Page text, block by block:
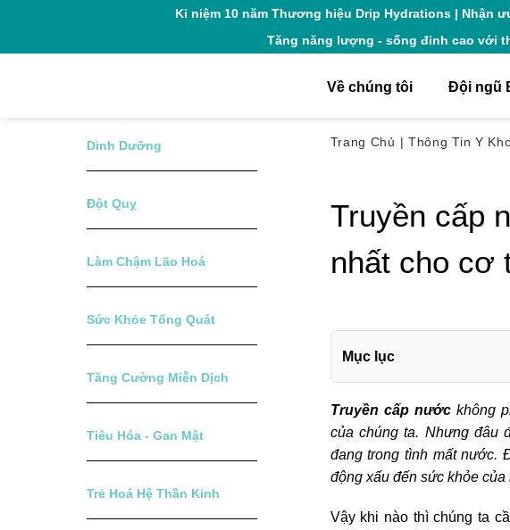
content
Kỉ niệm 10 năm Thương hiệu Drip Hydrations | Nhận
Tăng năng lượng - sống đỉnh cao với
Về chúng tôi Đội ngũ
Dinh Dưỡng
Đột Quỵ
Làm Chậm Lão Hoá
Sức Khỏe Tổng Quát
Tăng Cường Miễn Dịch
Tiêu Hóa - Gan Mật
Trẻ Hoá Hệ Thần Kinh
Trang Chủ | Thông Tin Y
Truyền cấp
nhất cho cơ
Mục lục
Truyền cấp nướckhông
của chúng ta. Nhưng đâu
đang trong tình mất nước.
động xấu đến sức khỏe của
Vậy khi nào thì chúng ta